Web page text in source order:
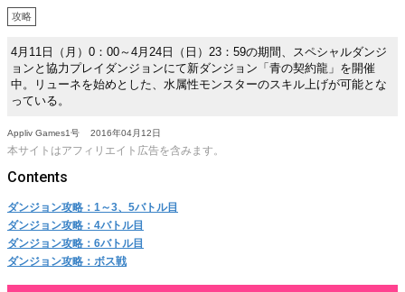
攻略
4月11日（月）0：00～4月24日（日）23：59の期間、スペシャルダンジ
ョンと協力プレイダンジョンにて新ダンジョン「青の契約龍」を開催
中。リューネを始めとした、水属性モンスターのスキル上げが可能とな
っている。
Appliv Games1号 2016年04月12日
本サイトはアフィリエイト広告を含みます。
ダンジョン攻略：1～3、5バトル目
ダンジョン攻略：4バトル目
ダンジョン攻略：6バトル目
ダンジョン攻略：ボス戦